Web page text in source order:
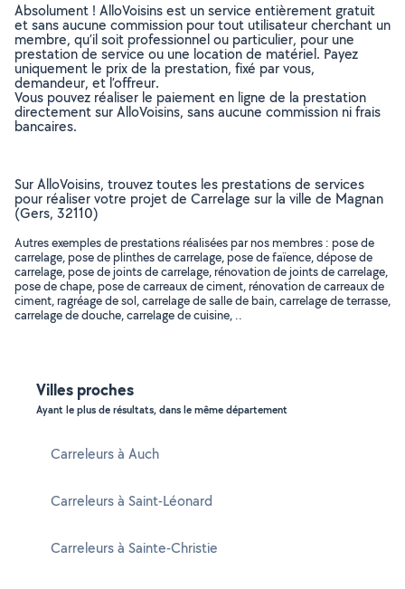
Absolument ! AlloVoisins est un service entièrement gratuit
et sans aucune commission pour tout utilisateur cherchant un
membre, qu’il soit professionnel ou particulier, pour une
prestation de service ou une location de matériel. Payez
uniquement le prix de la prestation, fixé par vous,
demandeur, et l’offreur.
Vous pouvez réaliser le paiement en ligne de la prestation
directement sur AlloVoisins, sans aucune commission ni frais
bancaires.
Sur AlloVoisins, trouvez toutes les prestations de services
pour réaliser votre projet de Carrelage sur la ville de Magnan
(Gers, 32110)
Autres exemples de prestations réalisées par nos membres : pose de
carrelage, pose de plinthes de carrelage, pose de faïence, dépose de
carrelage, pose de joints de carrelage, rénovation de joints de carrelage,
pose de chape, pose de carreaux de ciment, rénovation de carreaux de
ciment, ragréage de sol, carrelage de salle de bain, carrelage de terrasse,
carrelage de douche, carrelage de cuisine, ..
Villes proches
Ayant le plus de résultats, dans le même département
Carreleurs à Auch
Carreleurs à Saint-Léonard
Carreleurs à Sainte-Christie